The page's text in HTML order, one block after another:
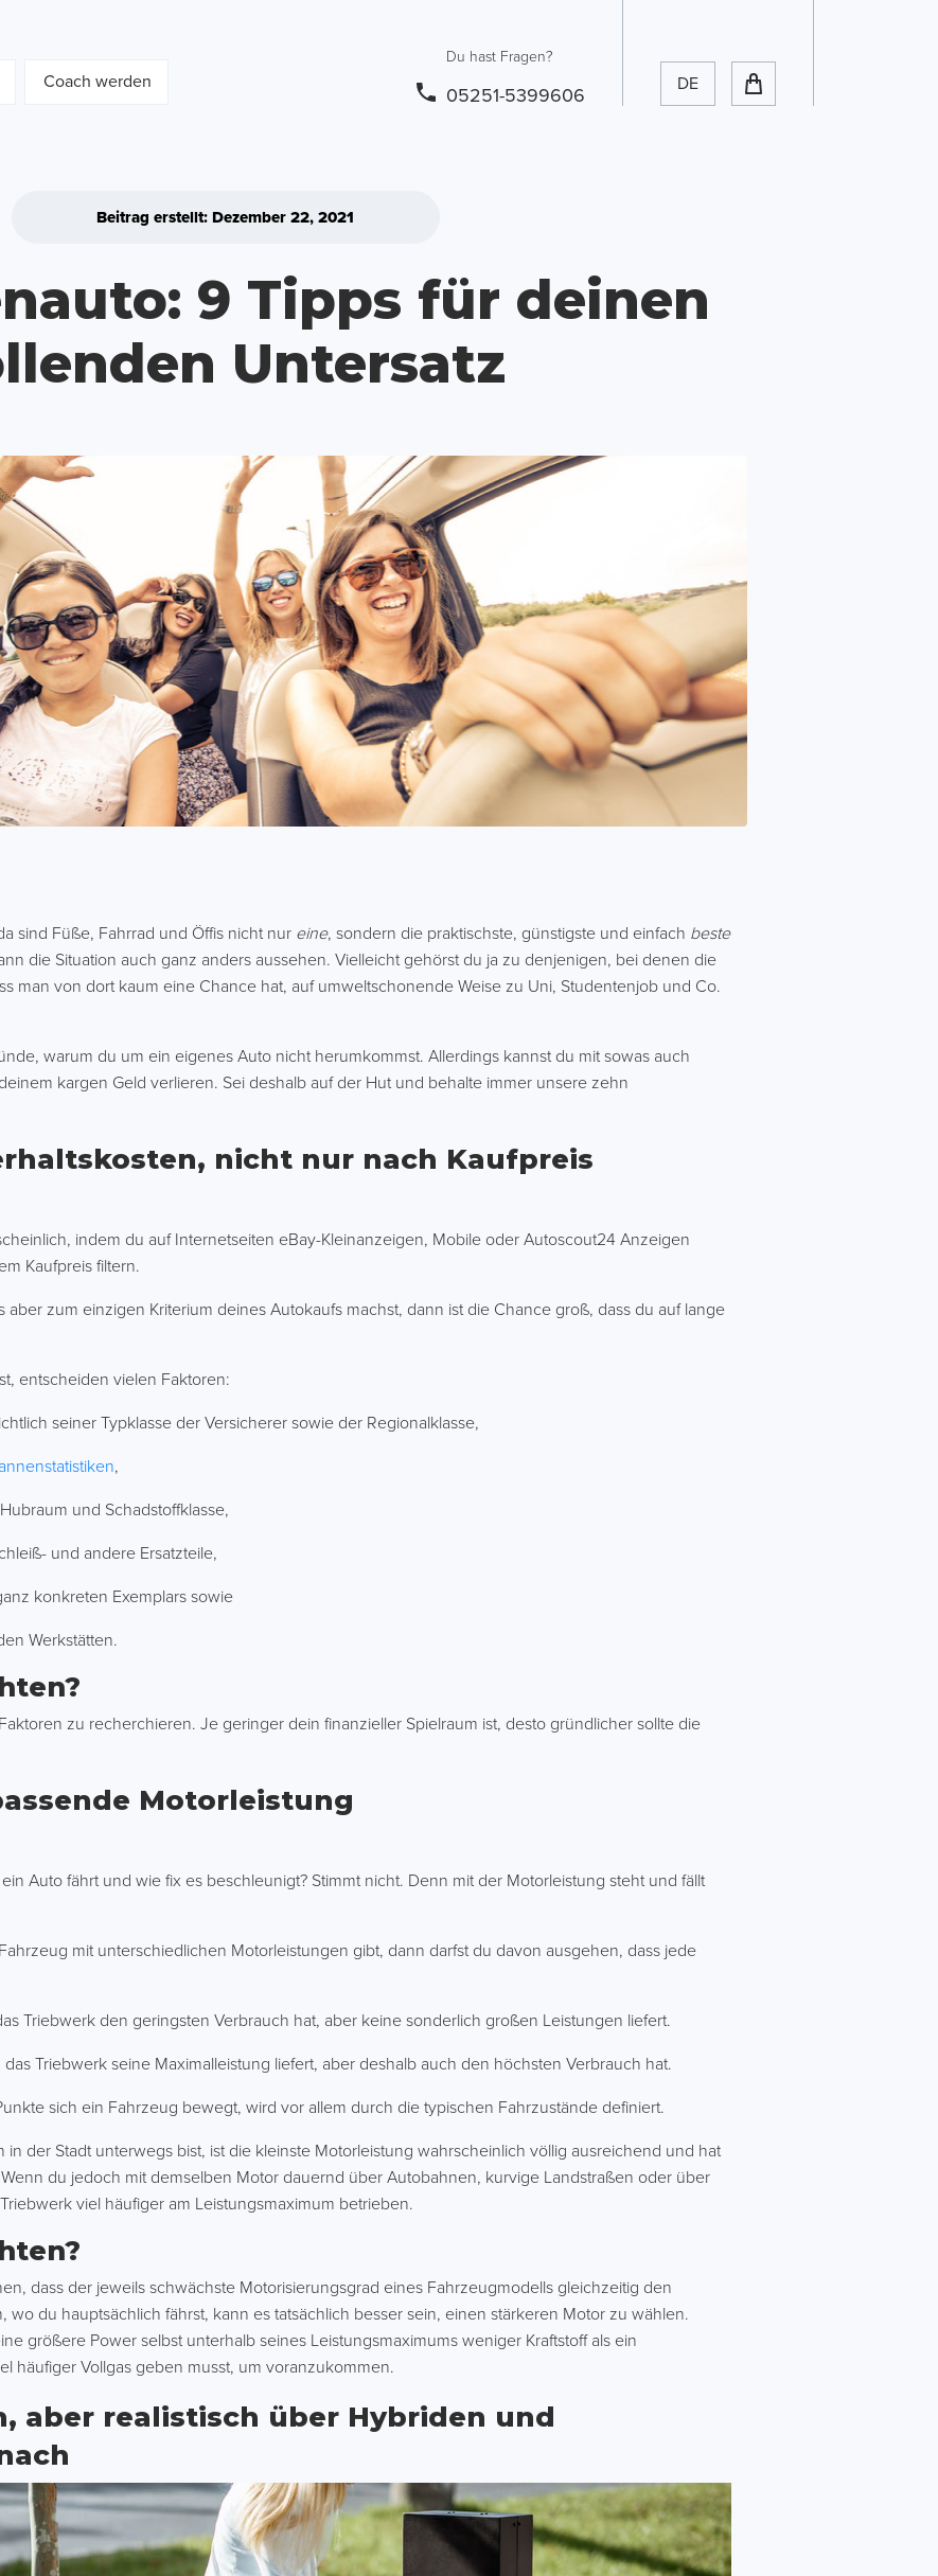
Coach werden
Du hast Fragen?
05251-5399606
DE
Beitrag erstellt: Dezember 22, 2021
9 Tipps für deinen
Untersatz
sind Füße, Fahrrad und Öffis nicht nur eine, sondern die praktischste, günstigste und einfach beste
die Situation auch ganz anders aussehen. Vielleicht gehörst du ja zu denjenigen, bei denen die
man von dort kaum eine Chance hat, auf umweltschonende Weise zu Uni, Studentenjob und Co.
warum du um ein eigenes Auto nicht herumkommst. Allerdings kannst du mit sowas auch
kargen Geld verlieren. Sei deshalb auf der Hut und behalte immer unsere zehn
nicht nur nach Kaufpreis
indem du auf Internetseiten eBay-Kleinanzeigen, Mobile oder Autoscout24 Anzeigen
Kaufpreis filtern.
aber zum einzigen Kriterium deines Autokaufs machst, dann ist die Chance groß, dass du auf lange
entscheiden vielen Faktoren:
seiner Typklasse der Versicherer sowie der Regionalklasse,
,
und Schadstoffklasse,
und andere Ersatzteile,
konkreten Exemplars sowie
Werkstätten.
zu recherchieren. Je geringer dein finanzieller Spielraum ist, desto gründlicher sollte die
Motorleistung
Auto fährt und wie fix es beschleunigt? Stimmt nicht. Denn mit der Motorleistung steht und fällt
mit unterschiedlichen Motorleistungen gibt, dann darfst du davon ausgehen, dass jede
Triebwerk den geringsten Verbrauch hat, aber keine sonderlich großen Leistungen liefert.
Triebwerk seine Maximalleistung liefert, aber deshalb auch den höchsten Verbrauch hat.
sich ein Fahrzeug bewegt, wird vor allem durch die typischen Fahrzustände definiert.
in der Stadt unterwegs bist, ist die kleinste Motorleistung wahrscheinlich völlig ausreichend und hat
du jedoch mit demselben Motor dauernd über Autobahnen, kurvige Landstraßen oder über
viel häufiger am Leistungsmaximum betrieben.
dass der jeweils schwächste Motorisierungsgrad eines Fahrzeugmodells gleichzeitig den
wo du hauptsächlich fährst, kann es tatsächlich besser sein, einen stärkeren Motor zu wählen.
größere Power selbst unterhalb seines Leistungsmaximums weniger Kraftstoff als ein
häufiger Vollgas geben musst, um voranzukommen.
aber realistisch über Hybriden und